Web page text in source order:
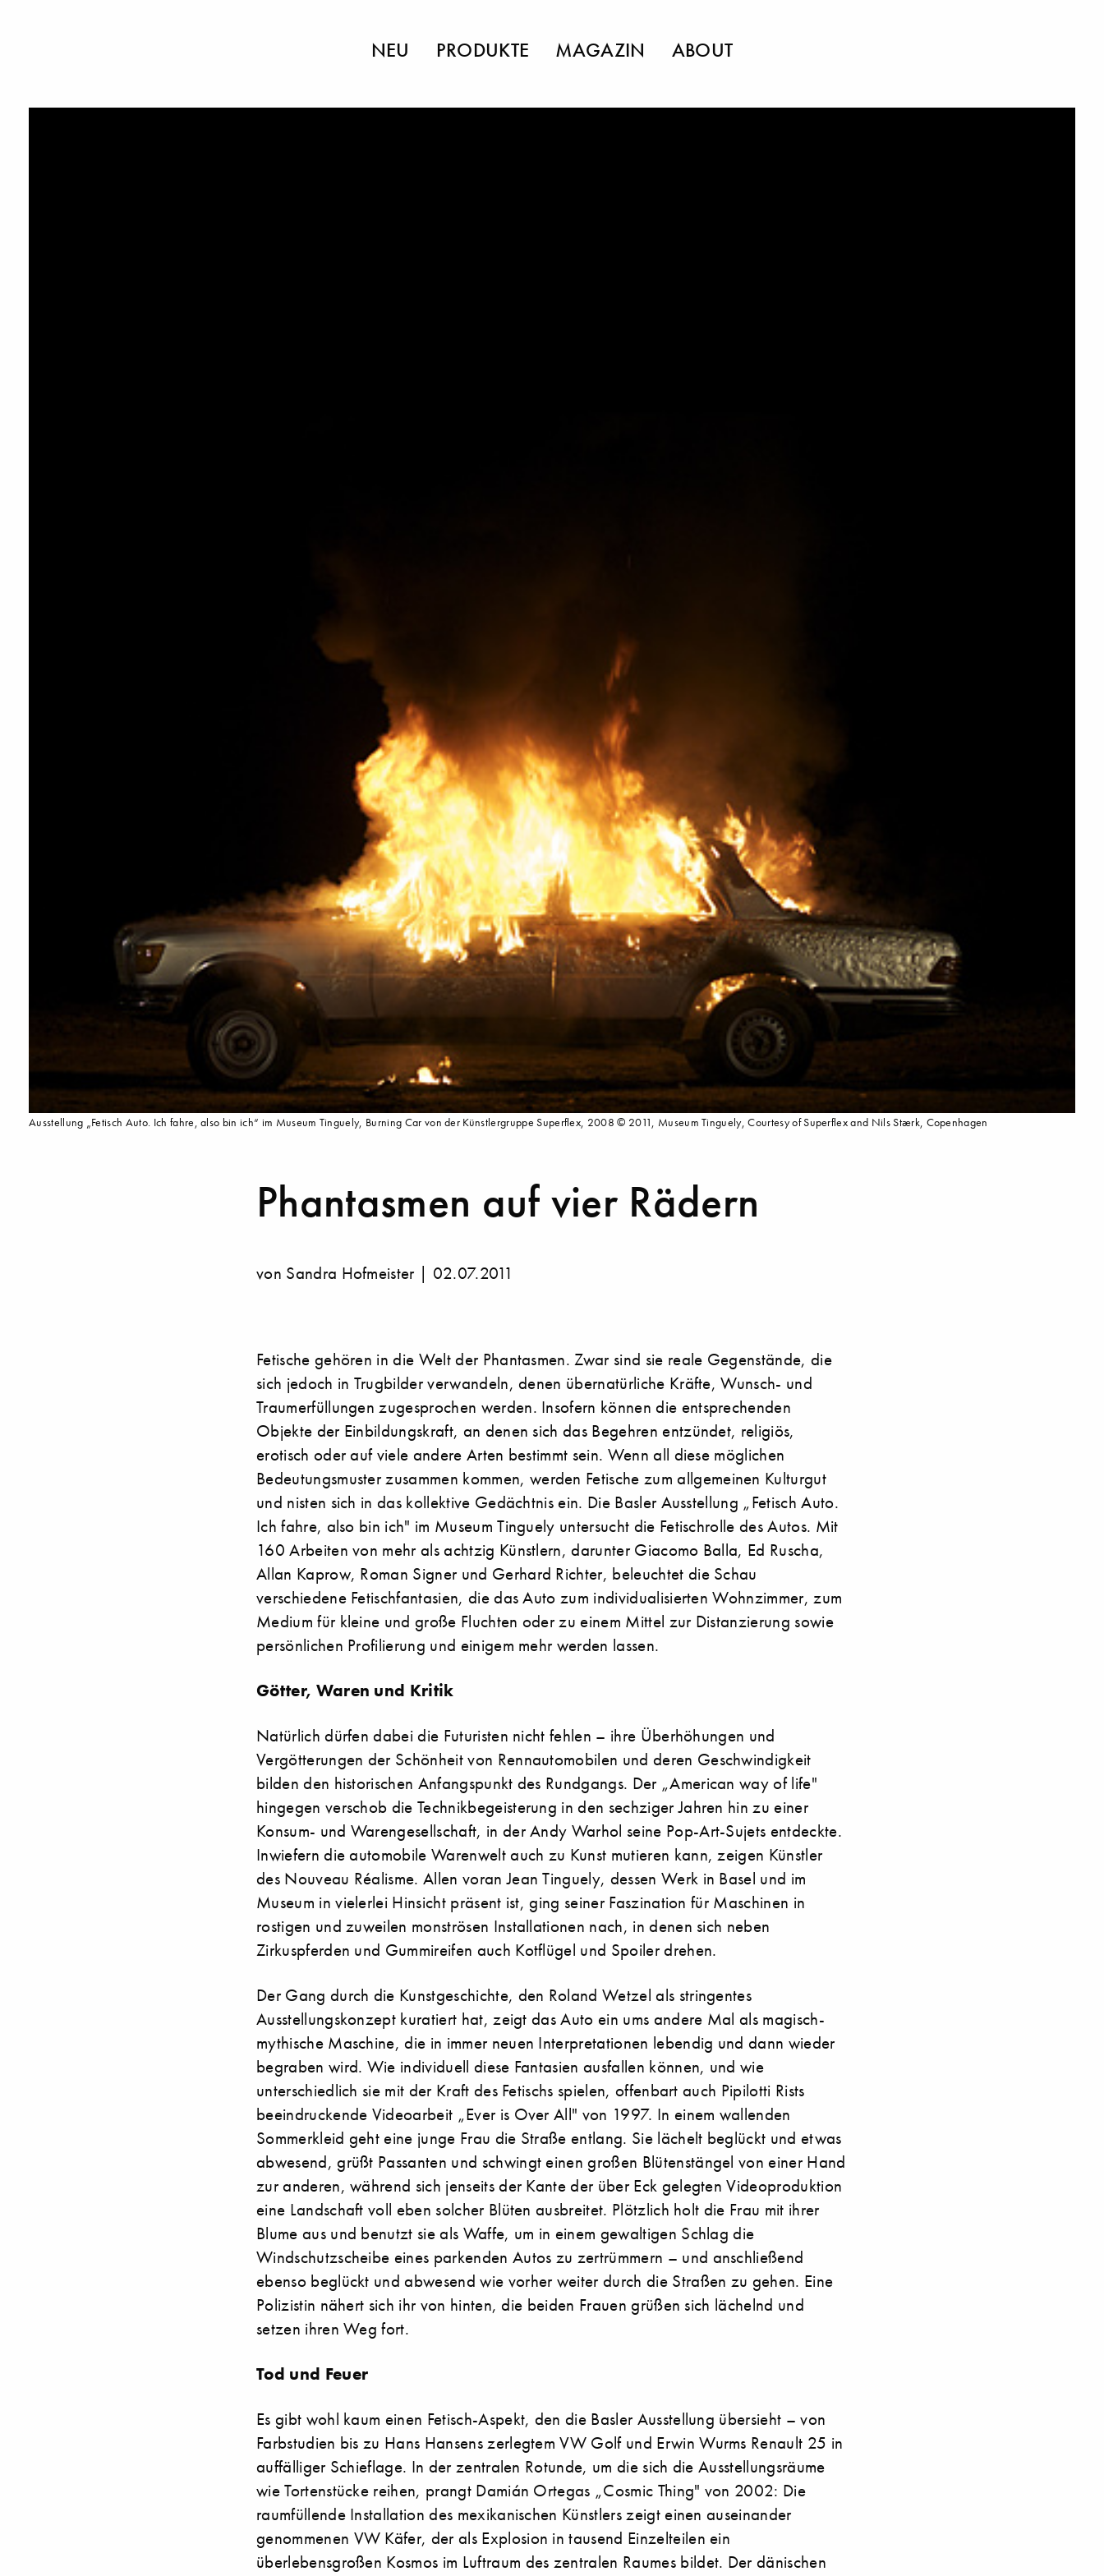
NEU PRODUKTE MAGAZIN ABOUT
Phantasmen auf vier Rädern
von Sandra Hofmeister | 02.07.2011
Fetische gehören in die Welt der Phantasmen. Zwar sind sie reale Gegenstände, die
sich jedoch in Trugbilder verwandeln, denen übernatürliche Kräfte, Wunsch- und
Traumerfüllungen zugesprochen werden. Insofern können die entsprechenden
Objekte der Einbildungskraft, an denen sich das Begehren entzündet, religiös,
erotisch oder auf viele andere Arten bestimmt sein. Wenn all diese möglichen
Bedeutungsmuster zusammen kommen, werden Fetische zum allgemeinen Kulturgut
und nisten sich in das kollektive Gedächtnis ein. Die Basler Ausstellung „Fetisch Auto.
Ich fahre, also bin ich" im Museum Tinguely untersucht die Fetischrolle des Autos. Mit
160 Arbeiten von mehr als achtzig Künstlern, darunter Giacomo Balla, Ed Ruscha,
Allan Kaprow, Roman Signer und Gerhard Richter, beleuchtet die Schau
verschiedene Fetischfantasien, die das Auto zum individualisierten Wohnzimmer, zum
Medium für kleine und große Fluchten oder zu einem Mittel zur Distanzierung sowie
persönlichen Profilierung und einigem mehr werden lassen.
Götter, Waren und Kritik
Natürlich dürfen dabei die Futuristen nicht fehlen – ihre Überhöhungen und
Vergötterungen der Schönheit von Rennautomobilen und deren Geschwindigkeit
bilden den historischen Anfangspunkt des Rundgangs. Der „American way of life"
hingegen verschob die Technikbegeisterung in den sechziger Jahren hin zu einer
Konsum- und Warengesellschaft, in der Andy Warhol seine Pop-Art-Sujets entdeckte.
Inwiefern die automobile Warenwelt auch zu Kunst mutieren kann, zeigen Künstler
des Nouveau Réalisme. Allen voran Jean Tinguely, dessen Werk in Basel und im
Museum in vielerlei Hinsicht präsent ist, ging seiner Faszination für Maschinen in
rostigen und zuweilen monströsen Installationen nach, in denen sich neben
Zirkuspferden und Gummireifen auch Kotflügel und Spoiler drehen.
Der Gang durch die Kunstgeschichte, den Roland Wetzel als stringentes
Ausstellungskonzept kuratiert hat, zeigt das Auto ein ums andere Mal als magisch-
mythische Maschine, die in immer neuen Interpretationen lebendig und dann wieder
begraben wird. Wie individuell diese Fantasien ausfallen können, und wie
unterschiedlich sie mit der Kraft des Fetischs spielen, offenbart auch Pipilotti Rists
beeindruckende Videoarbeit „Ever is Over All" von 1997. In einem wallenden
Sommerkleid geht eine junge Frau die Straße entlang. Sie lächelt beglückt und etwas
abwesend, grüßt Passanten und schwingt einen großen Blütenstängel von einer Hand
zur anderen, während sich jenseits der Kante der über Eck gelegten Videoproduktion
eine Landschaft voll eben solcher Blüten ausbreitet. Plötzlich holt die Frau mit ihrer
Blume aus und benutzt sie als Waffe, um in einem gewaltigen Schlag die
Windschutzscheibe eines parkenden Autos zu zertrümmern – und anschließend
ebenso beglückt und abwesend wie vorher weiter durch die Straßen zu gehen. Eine
Polizistin nähert sich ihr von hinten, die beiden Frauen grüßen sich lächelnd und
setzen ihren Weg fort.
Tod und Feuer
Es gibt wohl kaum einen Fetisch-Aspekt, den die Basler Ausstellung übersieht – von
Farbstudien bis zu Hans Hansens zerlegtem VW Golf und Erwin Wurms Renault 25 in
auffälliger Schieflage. In der zentralen Rotunde, um die sich die Ausstellungsräume
wie Tortenstücke reihen, prangt Damián Ortegas „Cosmic Thing" von 2002: Die
raumfüllende Installation des mexikanischen Künstlers zeigt einen auseinander
genommenen VW Käfer, der als Explosion in tausend Einzelteilen ein
überlebensgroßen Kosmos im Luftraum des zentralen Raumes bildet. Der dänischen
Ausstellung „Fetisch Auto. Ich fahre, also bin ich“ im Museum Tinguely, Burning Car von der Künstlergruppe Superflex, 2008 © 2011, Museum Tinguely, Courtesy of Superflex and Nils Stærk, Copenhagen